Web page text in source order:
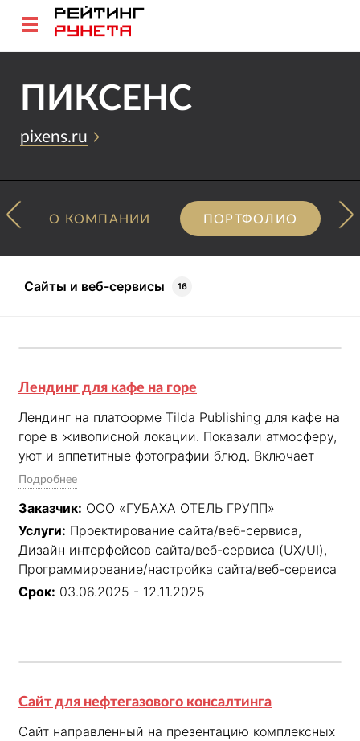
ПИКСЕНС
pixens.ru
О КОМПАНИИ ПОРТФОЛИО
Сайты и веб-сервисы 16
Лендинг для кафе на горе
Лендинг на платформе Tilda Publishing для кафе на
горе в живописной локации. Показали атмосферу,
уют и аппетитные фотографии блюд. Включает
интерактивный каталог блюд с возможностью
Подробнее
Заказчик: ООО «ГУБАХА ОТЕЛЬ ГРУПП»
Услуги: Проектирование сайта/веб-сервиса,
Дизайн интерфейсов сайта/веб-сервиса (UX/UI),
Программирование/настройка сайта/веб-сервиса
Срок: 03.06.2025 - 12.11.2025
Сайт для нефтегазового консалтинга
Сайт направленный на презентацию комплексных